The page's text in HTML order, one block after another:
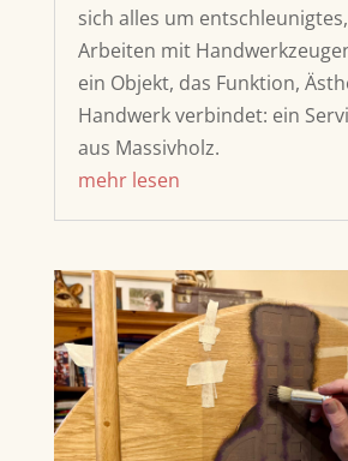
sich alles um
Arbeiten mit
ein Objekt, das Funktion,
Handwerk verbindet: ein
aus Massivholz.
mehr lesen